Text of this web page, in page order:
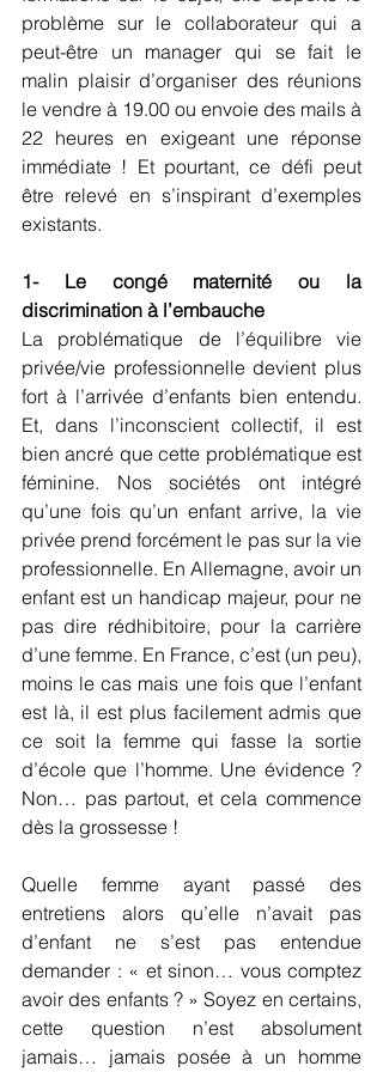
problème sur le collaborateur qui a
peut-être un manager qui se fait le
malin plaisir d’organiser des réunions
le vendre à 19.00 ou envoie des mails à
22 heures en exigeant une réponse
immédiate ! Et pourtant, ce défi peut
être relevé en s’inspirant d’exemples
existants.
1- Le congé maternité ou la
discrimination à l’embauche
La problématique de l’équilibre vie
privée/vie professionnelle devient plus
fort à l’arrivée d’enfants bien entendu.
Et, dans l’inconscient collectif, il est
bien ancré que cette problématique est
féminine. Nos sociétés ont intégré
qu’une fois qu’un enfant arrive, la vie
privée prend forcément le pas sur la vie
professionnelle. En Allemagne, avoir un
enfant est un handicap majeur, pour ne
pas dire rédhibitoire, pour la carrière
d’une femme. En France, c’est (un peu),
moins le cas mais une fois que l’enfant
est là, il est plus facilement admis que
ce soit la femme qui fasse la sortie
d’école que l’homme. Une évidence ?
Non… pas partout, et cela commence
dès la grossesse !
Quelle femme ayant passé des
entretiens alors qu’elle n’avait pas
d’enfant ne s’est pas entendue
demander : « et sinon… vous comptez
avoir des enfants ? » Soyez en certains,
cette question n’est absolument
jamais… jamais posée à un homme